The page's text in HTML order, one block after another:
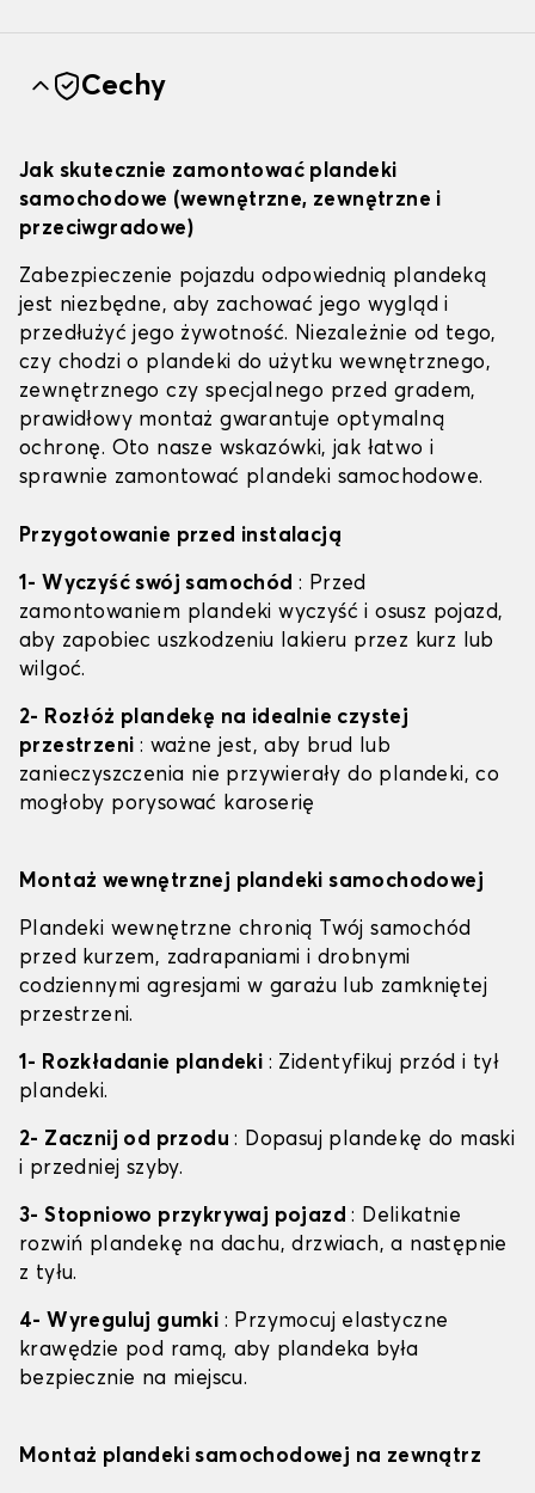
Cechy
Jak skutecznie zamontować plandeki
samochodowe (wewnętrzne, zewnętrzne i
przeciwgradowe)
Zabezpieczenie pojazdu odpowiednią plandeką
jest niezbędne, aby zachować jego wygląd i
przedłużyć jego żywotność. Niezależnie od tego,
czy chodzi o plandeki do użytku wewnętrznego,
zewnętrznego czy specjalnego przed gradem,
prawidłowy montaż gwarantuje optymalną
ochronę. Oto nasze wskazówki, jak łatwo i
sprawnie zamontować plandeki samochodowe.
Przygotowanie przed instalacją
1- Wyczyść swój samochód : Przed
zamontowaniem plandeki wyczyść i osusz pojazd,
aby zapobiec uszkodzeniu lakieru przez kurz lub
wilgoć.
2- Rozłóż plandekę na idealnie czystej
przestrzeni : ważne jest, aby brud lub
zanieczyszczenia nie przywierały do plandeki, co
mogłoby porysować karoserię
Montaż wewnętrznej plandeki samochodowej
Plandeki wewnętrzne chronią Twój samochód
przed kurzem, zadrapaniami i drobnymi
codziennymi agresjami w garażu lub zamkniętej
przestrzeni.
1- Rozkładanie plandeki : Zidentyfikuj przód i tył
plandeki.
2- Zacznij od przodu: Dopasuj plandekę do maski
i przedniej szyby.
3- Stopniowo przykrywaj pojazd: Delikatnie
rozwiń plandekę na dachu, drzwiach, a następnie
z tyłu.
4- Wyreguluj gumki : Przymocuj elastyczne
krawędzie pod ramą, aby plandeka była
bezpiecznie na miejscu.
Montaż plandeki samochodowej na zewnątrz